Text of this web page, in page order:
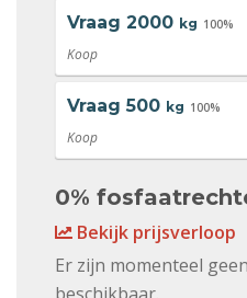
Vraag 2000 kg 100%
Koop
Vraag 500 kg 100%
Koop
0%
Bekijk prijsverloop
Er zijn momenteel